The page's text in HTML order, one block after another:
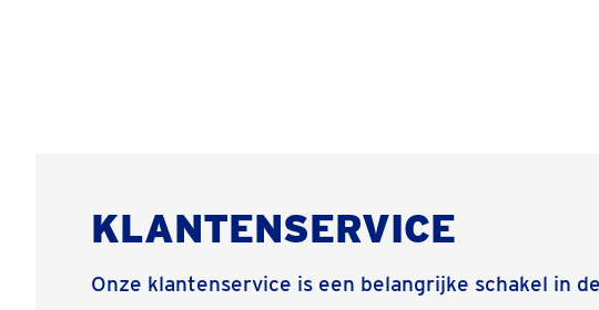
KLANTENSERVICE
Onze klantenservice is een belangrijke schakel in de